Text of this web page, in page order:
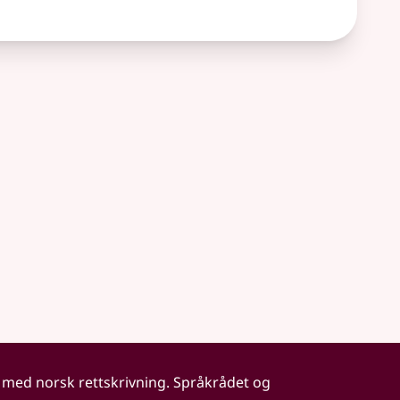
norsk rettskrivning. Språkrådet og